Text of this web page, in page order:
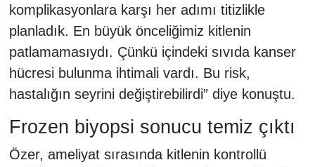
komplikasyonlara karşı her adımı titizlikle
planladık. En büyük önceliğimiz kitlenin
patlamamasıydı. Çünkü içindeki sıvıda kanser
hücresi bulunma ihtimali vardı. Bu risk,
hastalığın seyrini değiştirebilirdi” diye konuştu.
Frozen biyopsi sonucu temiz çıktı
Özer, ameliyat sırasında kitlenin kontrollü